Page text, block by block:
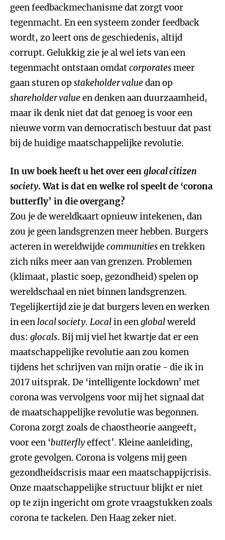
geen feedbackmechanisme dat zorgt voor
tegenmacht. En een systeem zonder feedback
wordt, zo leert ons de geschiedenis, altijd
corrupt. Gelukkig zie je al wel iets van een
tegenmacht ontstaan omdatcorporatesmeer
gaan sturen op stakeholder value dan op
shareholder value en denken aan duurzaamheid,
maar ik denk niet dat dat genoeg is voor een
nieuwe vorm van democratisch bestuur dat past
bij de huidige maatschappelijke revolutie.
In uw boek heeft u het over eenglocal citizen
society. Wat is dat en welke rol speelt de ‘corona
butterfly’ in die overgang?
Zou je de wereldkaart opnieuw intekenen, dan
zou je geen landsgrenzen meer hebben. Burgers
acteren in wereldwijdecommunitiesen trekken
zich niks meer aan van grenzen. Problemen
(klimaat, plastic soep, gezondheid) spelen op
wereldschaal en niet binnen landsgrenzen.
Tegelijkertijd zie je dat burgers leven en werken
in een local society. Localin eenglobalwereld
dus: glocals. Bij mij viel het kwartje dat er een
maatschappelijke revolutie aan zou komen
tijdens het schrijven van mijn oratie - die ik in
2017 uitsprak. De ‘intelligente lockdown’ met
corona was vervolgens voor mij het signaal dat
de maatschappelijke revolutie was begonnen.
Corona zorgt zoals de chaostheorie aangeeft,
voor een ‘butterflyeffect’. Kleine aanleiding,
grote gevolgen. Corona is volgens mij geen
gezondheidscrisis maar een maatschappijcrisis.
Onze maatschappelijke structuur blijkt er niet
op te zijn ingericht om grote vraagstukken zoals
corona te tackelen. Den Haag zeker niet.